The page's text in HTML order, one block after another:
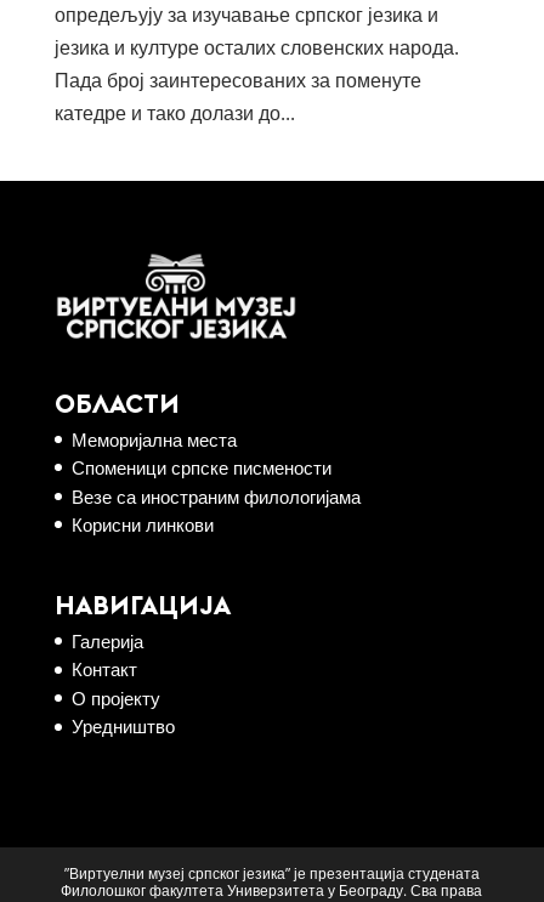
опредељују за изучавање српског језика и
језика и културе осталих словенских народа.
Пада број заинтересованих за поменуте
катедре и тако долази до...
ОБЛАСТИ
Меморијална места
Споменици српске писмености
Везе са иностраним филологијама
Корисни линкови
НАВИГАЦИЈА
Галерија
Контакт
О пројекту
Уредништво
”Виртуелни музеј српског језика” је презентација студената
Филолошког факултета Универзитета у Београду. Сва права